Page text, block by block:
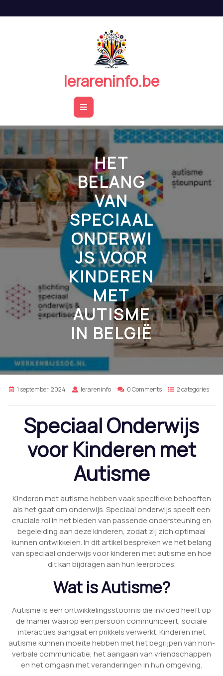
de
lerareninfo.be
Open
Button
HET
BELANG
VAN
SPECIAAL
ONDERWI
JS VOOR
KINDEREN
MET
AUTISME
IN BELGIË
1 september, 2024 lerareninfo 0 Comments 2 categories
Speciaal Onderwijs
voor Kinderen met
Autisme
Kinderen met autisme hebben vaak specifieke behoeften
als het gaat om onderwijs. Speciaal onderwijs speelt een
cruciale rol in het bieden van passende ondersteuning en
begeleiding aan deze kinderen, zodat zij zich optimaal
kunnen ontwikkelen. In dit artikel bespreken we het belang
van speciaal onderwijs voor kinderen met autisme en hoe
dit kan bijdragen aan hun leerproces.
Wat is Autisme?
Autisme is een ontwikkelingsstoornis die invloed heeft op
de manier waarop een persoon communiceert, sociale
interacties aangaat en prikkels verwerkt. Kinderen met
autisme kunnen moeite hebben met het begrijpen van non-
verbale communicatie, het aangaan van vriendschappen
en het omgaan met veranderingen in hun omgeving.